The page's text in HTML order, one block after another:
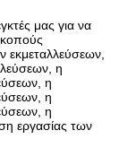
μας για να
εκμεταλλεύσεων,
η
η
η
η
εργασίας των